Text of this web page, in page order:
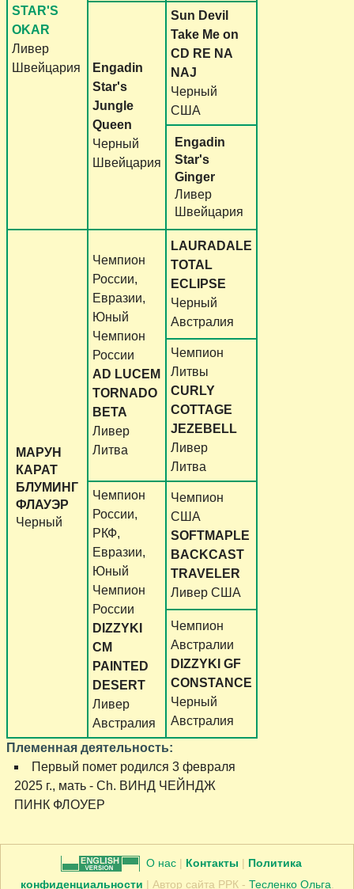
STAR'S
OKAR
Ливер
Швейцария
Engadin
Star's
Jungle
Queen
Черный
Швейцария
Sun Devil
Take Me on
CD RE NA
NAJ
Черный
США
Engadin
Star's
Ginger
Ливер
Швейцария
МАРУН
КАРАТ
БЛУМИНГ
ФЛАУЭР
Черный
Чемпион
России,
Евразии,
Юный
Чемпион
России
AD LUCEM
TORNADO
BETA
Ливер
Литва
LAURADALE
TOTAL
ECLIPSE
Черный
Австралия
Чемпион
Литвы
CURLY
COTTAGE
JEZEBELL
Ливер
Литва
Чемпион
России,
РКФ,
Евразии,
Юный
Чемпион
России
DIZZYKI
CM
PAINTED
DESERT
Ливер
Австралия
Чемпион
США
SOFTMAPLE
BACKCAST
TRAVELER
Ливер США
Чемпион
Австралии
DIZZYKI GF
CONSTANCE
Черный
Австралия
Племенная деятельность:
Первый помет родился 3 февраля
2025 г., мать - Ch. ВИНД ЧЕЙНДЖ
ПИНК ФЛОУЕР
О нас | Контакты | Политика
конфиденциальности | Автор сайта РРК - Тесленко Ольга